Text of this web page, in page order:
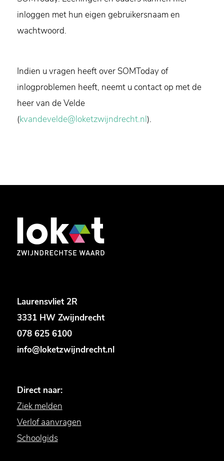
inloggen met hun eigen gebruikersnaam en
wachtwoord.
Indien u vragen heeft over SOMToday of
inlogproblemen heeft, neemt u contact op met de
heer van de Velde
(kvandevelde@loketzwijndrecht.nl).
Laurensvliet 2R
3331 HW Zwijndrecht
078 625 6100
info@loketzwijndrecht.nl
Direct naar:
Ziek melden
Verlof aanvragen
Schoolgids